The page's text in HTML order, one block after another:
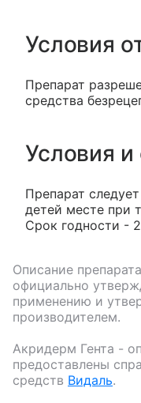
Условия
Препарат
средства
Условия и
Препарат
детей месте при
Срок годности -
Описание препарата
официально
применению и
производителем.
Акридерм Гента -
предоставлены
средств Видаль.